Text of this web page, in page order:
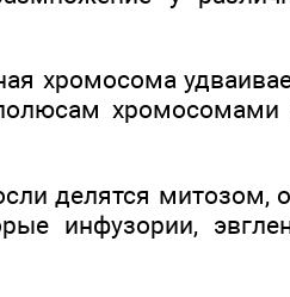
хромосома
хромосомами
делятся митозом,
инфузории,